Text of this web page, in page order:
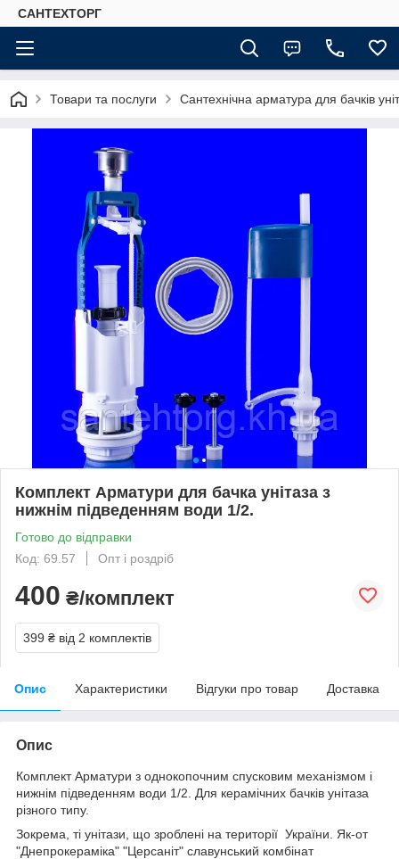
САНТЕХТОРГ
Товари та послуги Сантехнічна арматура для бачків
Комплект Арматури для бачка унітаза з
нижнім підведенням води 1/2.
Готово до відправки
Код: 69.57
Опт і роздріб
400 ₴/комплект
399 ₴ від 2 комплектів
Опис Характеристики Відгуки про товар Доставка
Опис
Комплект Арматури з однокопочним спусковим механізмом і
нижнім підведенням води 1/2. Для керамічних бачків унітаза
різного типу.
Зокрема, ті унітази, що зроблені на території України. Як-от
"Днепрокераміка" "Церсаніт" славунський комбінат